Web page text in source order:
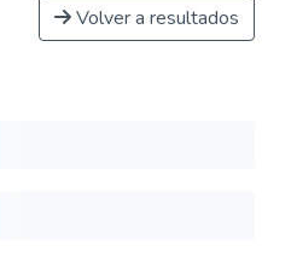
Volver a resultados